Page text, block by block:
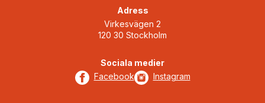
Adress
Virkesvägen 2
120 30 Stockholm
Sociala medier
Facebook
Instagram